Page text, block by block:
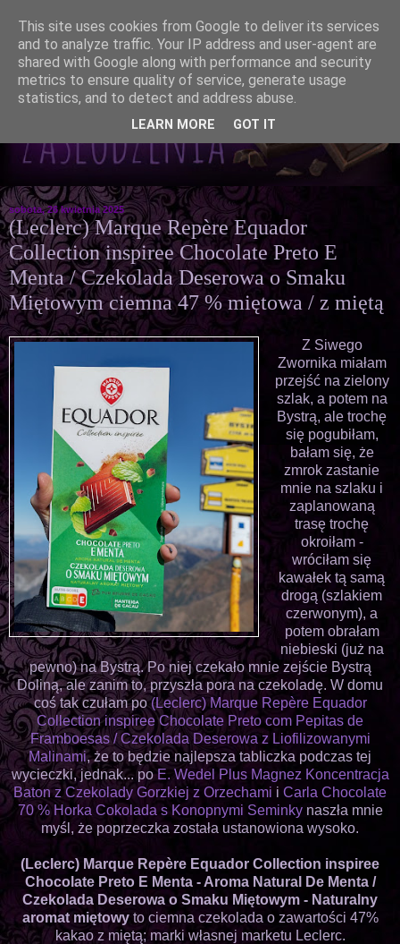
sobota, 26 kwietnia 2025
(Leclerc) Marque Repère Equador
Collection inspiree Chocolate Preto E
Menta / Czekolada Deserowa o Smaku
Miętowym ciemna 47 % miętowa / z miętą
Z Siwego
Zwornika miałam
przejść na zielony
szlak, a potem na
Bystrą, ale trochę
się pogubiłam,
bałam się, że
zmrok zastanie
mnie na szlaku i
zaplanowaną
trasę trochę
okroiłam -
wróciłam się
kawałek tą samą
drogą (szlakiem
czerwonym), a
potem obrałam
niebieski (już na
pewno) na Bystrą. Po niej czekało mnie zejście Bystrą
Doliną, ale zanim to, przyszła pora na czekoladę. W domu
coś tak czułam po(Leclerc) Marque Repère Equador
Collection inspiree Chocolate Preto com Pepitas de
Framboesas / Czekolada Deserowa z Liofilizowanymi
Malinami, że to będzie najlepsza tabliczka podczas tej
wycieczki, jednak... poE. Wedel Plus Magnez Koncentracja
Baton z Czekolady Gorzkiej z Orzechami i Carla Chocolate
70 % Horka Cokolada s Konopnymi Seminkynaszła mnie
myśl, że poprzeczka została ustanowiona wysoko.
(Leclerc) Marque Repère Equador Collection inspiree
Chocolate Preto E Menta - Aroma Natural De Menta /
Czekolada Deserowa o Smaku Miętowym - Naturalny
aromat miętowyto ciemna czekolada o zawartości 47%
kakao z miętą; marki własnej marketu Leclerc.
This site uses cookies from Google to deliver its services
and to analyze traffic. Your IP address and user-agent are
shared with Google along with performance and security
metrics to ensure quality of service, generate usage
statistics, and to detect and address abuse.
LEARN MORE GOT IT